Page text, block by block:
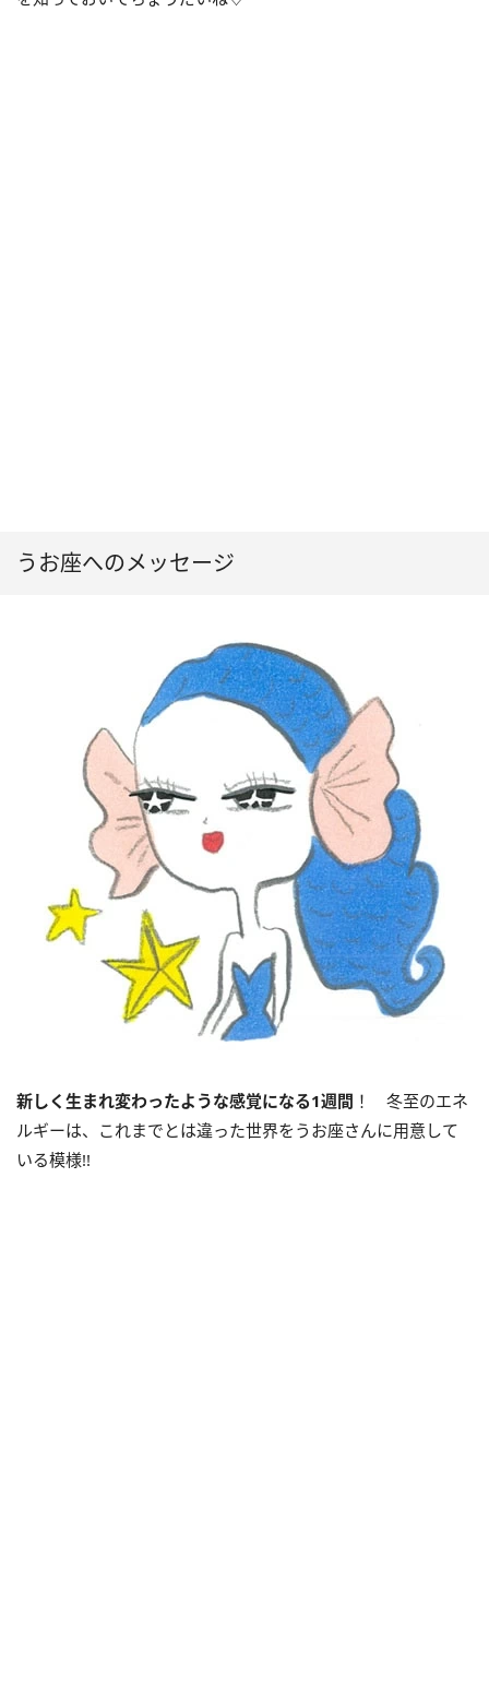
うお座へのメッセージ
新しく生まれ変わったような感覚になる1週間 ！ 冬至のエネ
ルギーは、これまでとは違った世界をうお座さんに用意して
いる模様!!